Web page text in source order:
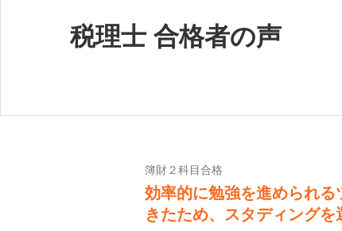
税理士 合格者の声
簿財２科目合格
効率的に勉強を進められ
きたため、スタディングを